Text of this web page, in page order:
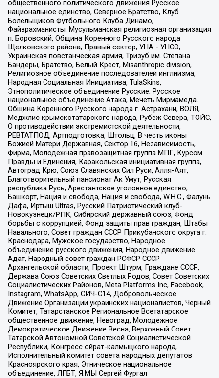
общественного политического движения Русское
национальное единство, Северное Братство, Клуб
Болельщиков Футбольного Клуба Динамо,
Файзрахманисты, Мусульманская религиозная организация
п. Боровский, Община Коренного Русского народа
Щелковского района, Правый сектор, УНА - УНСО,
Украинская повстанческая армия, Тризуб им. Степана
Бандеры, Братство, Белый Крест, Misanthropic division,
Религиозное объединение последователей инглиизма,
Народная Социальная Инициатива, TulaSkins,
Этнополитическое объединение Русские, Русское
национальное объединение Атака, Мечеть Мирмамеда,
Община Коренного Русского народа г. Астрахани, ВОЛЯ,
Меджлис крымскотатарского народа, Рубеж Севера, ТОЙС,
О противодействии экстремистской деятельности,
РЕВТАТПОД, Артподготовка, Штольц, В честь иконы
Божией Матери Державная, Сектор 16, Независимость,
Фирма, Молодежная правозащитная группа МПГ, Курсом
Правды и Единения, Каракольская инициативная группа,
Автоград Крю, Союз Славянских Сил Руси, Алля-Аят,
Благотворительный пансионат Ак Умут, Русская
республика Русь, Арестантское уголовное единство,
Башкорт, Нация и свобода, Нация и свобода, W.H.С., Фалунь
Дафа, Иртыш Ultras, Русский Патриотический клуб-
Новокузнецк/РПК, Сибирский державный союз, Фонд
борьбы с коррупцией, Фонд защиты прав граждан, Штабы
Навального, Совет граждан СССР Прикубанского округа г.
Краснодара, Мужское государство, Народное
объединение русского движения, Народное движение
Адат, Народный совет граждан РСФСР СССР
Архангельской области, Проект Штурм, Граждане СССР,
Держава Союз Советских Светлых Родов, Совет Советских
Социалистических Районов, Meta Platforms Inc, Facebook,
Instagram, WhatsApp, СИЧ-С14, Добровольческое
Движение Организации украинских националистов, Черный
Комитет, Татарстанское Региональное Всетатарское
общественное движение, Невоград, Молодежное
Демократическое Движение Весна, Верховный Совет
Татарской Автономной Советской Социалистической
Республики, Конгресс ойрат-калмыцкого народа,
Исполнительный комитет совета народных депутатов
Красноярского края, Этническое национальное
объединение, ЛГБТ, Я.МЫ Сергей Фургал